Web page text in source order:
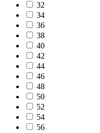
32
34
36
38
40
42
44
46
48
50
52
54
56